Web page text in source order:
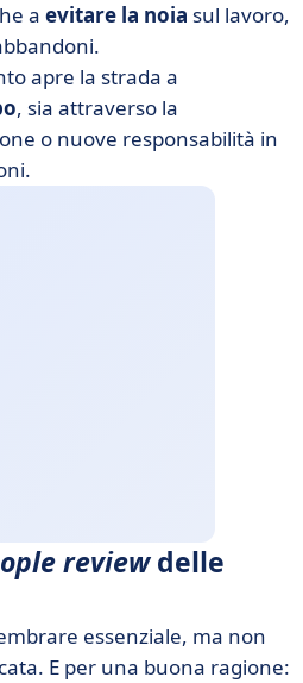
a evitare la noia sul lavoro,
apre la strada a
, sia attraverso la
o nuove responsabilità in
reviewdelle
essenziale, ma non
E per una buona ragione: